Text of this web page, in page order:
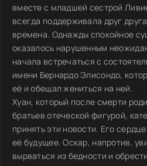
вместе с младшей сестрой
всегда поддерживала друг
времена. Однажды спокойное
оказалось нарушенным
начала встречаться с
имени Бернардо Элисондо,
её и обещал жениться на ней.
Хуан, который после смерти
братьев отеческой фигурой,
принять эти новости. Eго
её будущее. Оскар, напротив,
вырваться из бедности и